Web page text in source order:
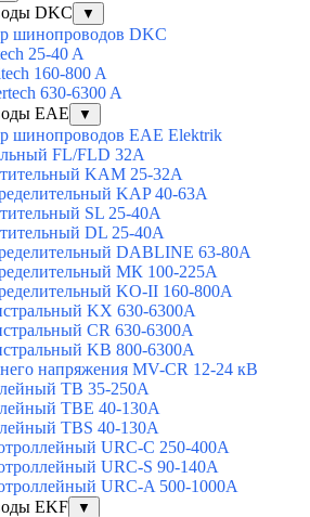
DKC ▼
шинопроводов DKC
25-40 A
160-800 A
630-6300 A
EAE
▼
шинопроводов EAE Elektrik
FL/FLD 32A
KAM 25-32А
KAP 40-63A
SL 25-40А
DL 25-40А
DABLINE 63-80A
МК 100-225А
KO-II 160-800А
KX 630-6300А
CR 630-6300А
KB 800-6300А
напряжения MV-CR 12-24 кВ
TB 35-250A
TBE 40-130A
TBS 40-130A
URC-C 250-400A
URC-S 90-140A
URC-A 500-1000A
EKF
▼